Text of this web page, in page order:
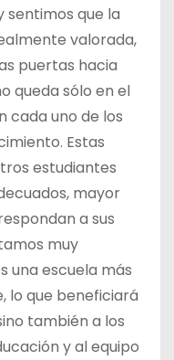
sentimos que la
valorada,
puertas hacia
queda sólo en el
cada uno de los
Estas
estudiantes
mayor
a sus
muy
una escuela más
lo que beneficiará
también a los
y al equipo